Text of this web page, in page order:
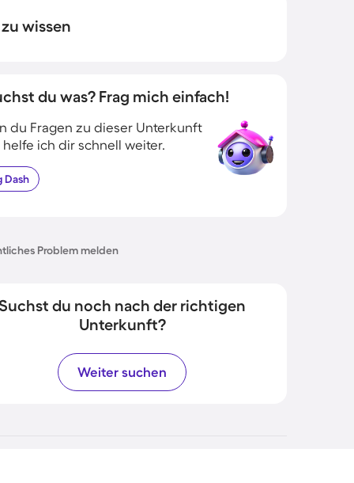
wissen
du was? Frag mich einfach!
du Fragen zu dieser Unterkunft
helfe ich dir schnell weiter.
Dash
Problem melden
du noch nach der richtigen
Unterkunft?
Weiter suchen